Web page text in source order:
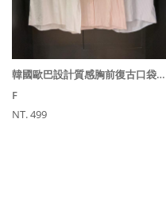
韓國歐巴設計質感胸前復古口袋設計直條短袖襯衫
F
NT. 499